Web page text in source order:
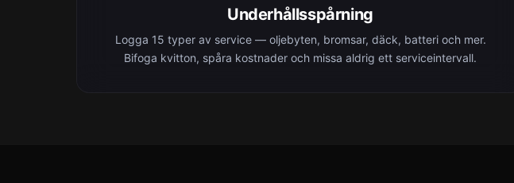
Underhållsspårning
Logga 15 typer av service — oljebyten, bromsar, däck, batteri och mer.
Bifoga kvitton, spåra kostnader och missa aldrig ett serviceintervall.